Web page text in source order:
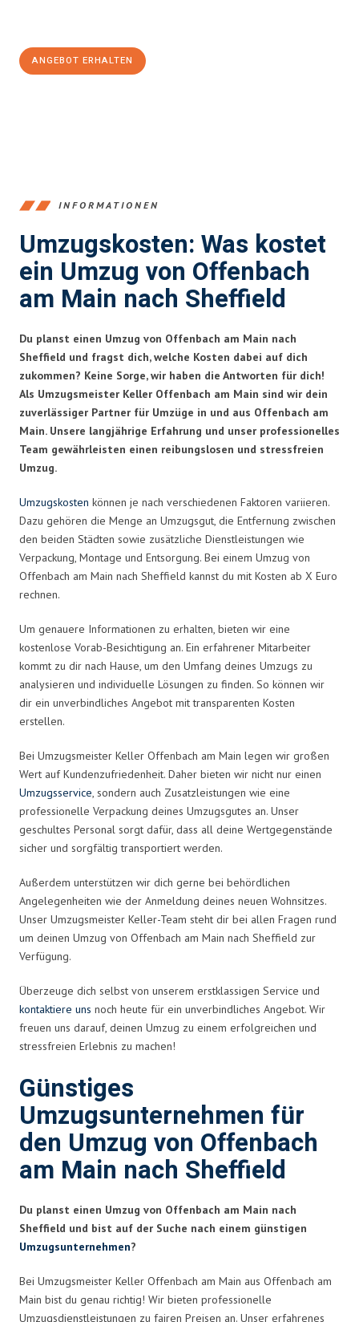
ANGEBOT ERHALTEN
INFORMATIONEN
Umzugskosten: Was kostet
ein Umzug von Offenbach
am Main nach Sheffield
Du planst einen Umzug von Offenbach am Main nach
Sheffield und fragst dich, welche Kosten dabei auf dich
zukommen? Keine Sorge, wir haben die Antworten für dich!
Als Umzugsmeister Keller Offenbach am Main sind wir dein
zuverlässiger Partner für Umzüge in und aus Offenbach am
Main. Unsere langjährige Erfahrung und unser professionelles
Team gewährleisten einen reibungslosen und stressfreien
Umzug.
Umzugskosten können je nach verschiedenen Faktoren variieren.
Dazu gehören die Menge an Umzugsgut, die Entfernung zwischen
den beiden Städten sowie zusätzliche Dienstleistungen wie
Verpackung, Montage und Entsorgung. Bei einem Umzug von
Offenbach am Main nach Sheffield kannst du mit Kosten ab X Euro
rechnen.
Um genauere Informationen zu erhalten, bieten wir eine
kostenlose Vorab-Besichtigung an. Ein erfahrener Mitarbeiter
kommt zu dir nach Hause, um den Umfang deines Umzugs zu
analysieren und individuelle Lösungen zu finden. So können wir
dir ein unverbindliches Angebot mit transparenten Kosten
erstellen.
Bei Umzugsmeister Keller Offenbach am Main legen wir großen
Wert auf Kundenzufriedenheit. Daher bieten wir nicht nur einen
Umzugsservice, sondern auch Zusatzleistungen wie eine
professionelle Verpackung deines Umzugsgutes an. Unser
geschultes Personal sorgt dafür, dass all deine Wertgegenstände
sicher und sorgfältig transportiert werden.
Außerdem unterstützen wir dich gerne bei behördlichen
Angelegenheiten wie der Anmeldung deines neuen Wohnsitzes.
Unser Umzugsmeister Keller-Team steht dir bei allen Fragen rund
um deinen Umzug von Offenbach am Main nach Sheffield zur
Verfügung.
Überzeuge dich selbst von unserem erstklassigen Service und
kontaktiere uns noch heute für ein unverbindliches Angebot. Wir
freuen uns darauf, deinen Umzug zu einem erfolgreichen und
stressfreien Erlebnis zu machen!
Günstiges
Umzugsunternehmen für
den Umzug von Offenbach
am Main nach Sheffield
Du planst einen Umzug von Offenbach am Main nach
Sheffield und bist auf der Suche nach einem günstigen
Umzugsunternehmen?
Bei Umzugsmeister Keller Offenbach am Main aus Offenbach am
Main bist du genau richtig! Wir bieten professionelle
Umzugsdienstleistungen zu fairen Preisen an. Unser erfahrenes